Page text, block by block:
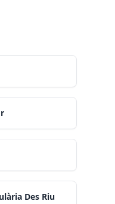
de tenerife
Des Riu